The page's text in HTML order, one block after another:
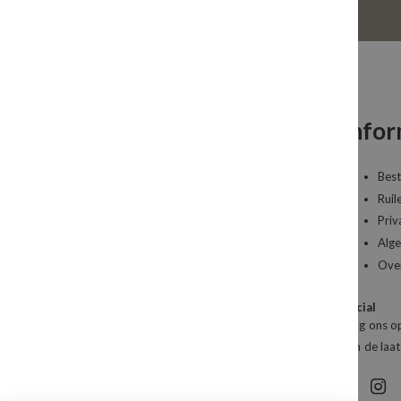
Social
Volg ons
van de